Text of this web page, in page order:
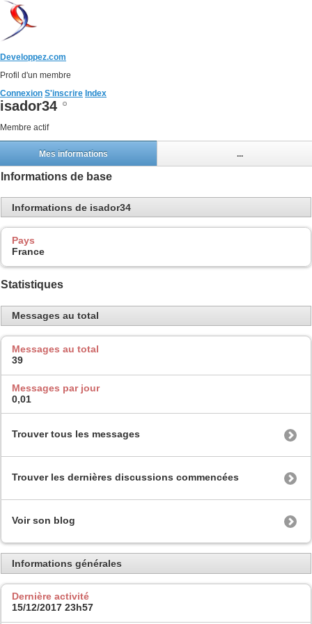
Developpez.com
Profil d'un membre
Connexion S'inscrire Index
isador34
Membre actif
Mes informations ...
Informations de base
Informations de isador34
Pays
France
Statistiques
Messages au total
Messages au total
39
Messages par jour
0,01
Trouver tous les messages
Trouver les dernières discussions commencées
Voir son blog
Informations générales
Dernière activité
15/12/2017 23h57